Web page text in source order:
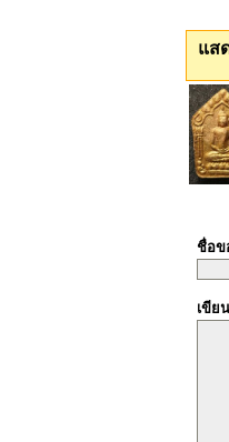
แส
ชื่อ
เขีย